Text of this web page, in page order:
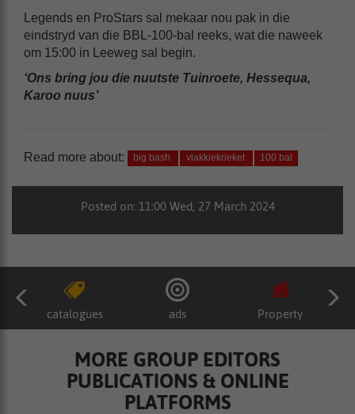
Legends en ProStars sal mekaar nou pak in die
eindstryd van die BBL-100-bal reeks, wat die naweek
om 15:00 in Leeweg sal begin.
‘Ons bring jou die nuutste Tuinroete, Hessequa,
Karoo nuus’
Read more about: big bash vlakkiekrieket 100 bal
Posted on: 11:00 Wed, 27 March 2024
catalogues ads Property
MORE GROUP EDITORS
PUBLICATIONS & ONLINE
PLATFORMS